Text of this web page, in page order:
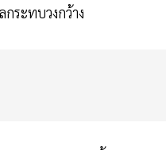
ระทบวงกว้าง